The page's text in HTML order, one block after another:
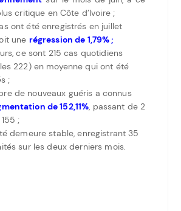
critique en Côte d’Ivoire ;
ont été enregistrés en juillet
une régression de 1,79% ;
ce sont 215 cas quotidiens
222) en moyenne qui ont été
;
de nouveaux guéris a connus
de 152,11%, passant de 2
;
demeure stable, enregistrant 35
sur les deux derniers mois.